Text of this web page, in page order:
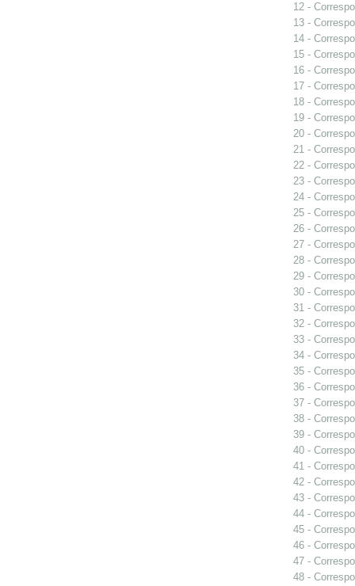
12 -
13 -
14 -
15 -
16 -
17 -
18 -
19 -
20 -
21 -
22 -
23 -
24 -
25 -
26 -
27 -
28 -
29 -
30 -
31 -
32 -
33 -
34 -
35 -
36 -
37 -
38 -
39 -
40 -
41 -
42 -
43 -
44 -
45 -
46 -
47 -
48 -